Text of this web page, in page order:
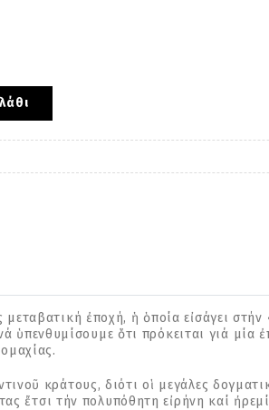
ἐποχή, ἡ ὁποία εἰσάγει
ὑπενθυμίσουμε ὅτι πρόκειται γιά μία
κράτους, διότι οἱ μεγάλες
ἔτσι τήν πολυπόθητη εἰρήνη καί